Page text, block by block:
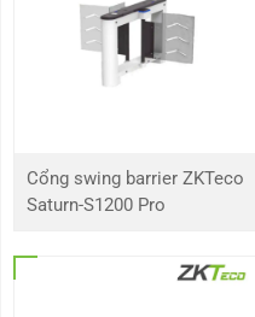
Cổng swing barrier ZKTeco
Saturn-S1200 Pro